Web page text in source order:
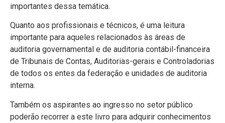
importantes dessa temática.
Quanto aos profissionais e técnicos, é uma leitura
importante para aqueles relacionados às áreas de
auditoria governamental e de auditoria contábil-financeira
de Tribunais de Contas, Auditorias-gerais e Controladorias
de todos os entes da federação e unidades de auditoria
interna.
Também os aspirantes ao ingresso no setor público
poderão recorrer a este livro para adquirir conhecimentos